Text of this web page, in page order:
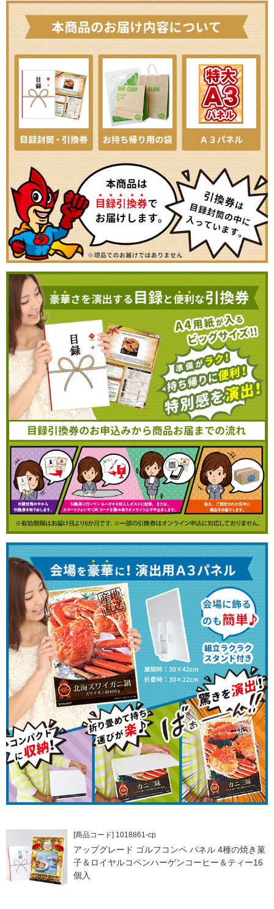
[商品コード] 1018861-cp
アップグレード ゴルフコンペ パネル 4種の焼き菓
子＆ロイヤルコペンハーゲンコーヒー＆ティー16
個入